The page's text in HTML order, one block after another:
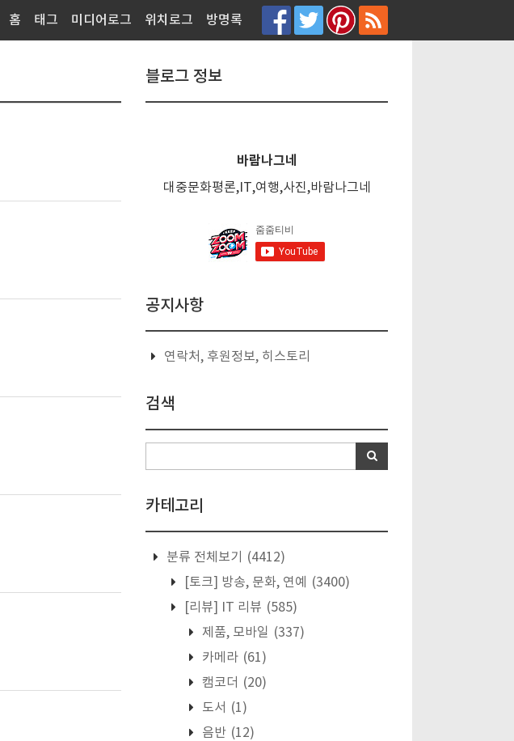
홈 태그 미디어로그 위치로그 방명록
블로그 정보
바람나그네
대중문화평론,IT,여행,사진,바람나그네
공지사항
연락처, 후원정보, 히스토리
검색
카테고리
분류 전체보기
(4412)
[토크] 방송, 문화, 연예
(3400)
[리뷰] IT 리뷰 (585)
제품, 모바일 (337)
카메라 (61)
캠코더 (20)
도서 (1)
음반 (12)